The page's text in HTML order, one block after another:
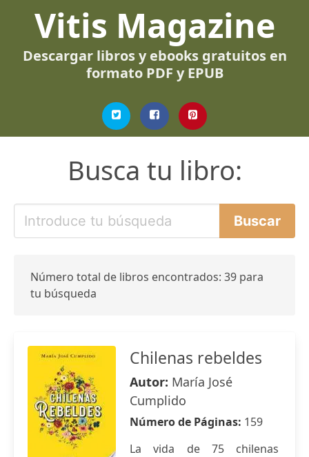
Vitis Magazine
Descargar libros y ebooks gratuitos en
formato PDF y EPUB
Busca tu libro:
Número total de libros encontrados: 39 para
tu búsqueda
Chilenas rebeldes
Autor: María José
Cumplido
Número de Páginas: 159
La vida de 75 chilenas